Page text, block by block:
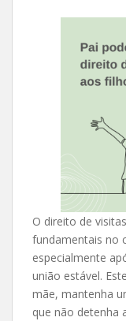
O direito de
fundamentais no
especialmente
união estável.
mãe, mantenha
que não detenha